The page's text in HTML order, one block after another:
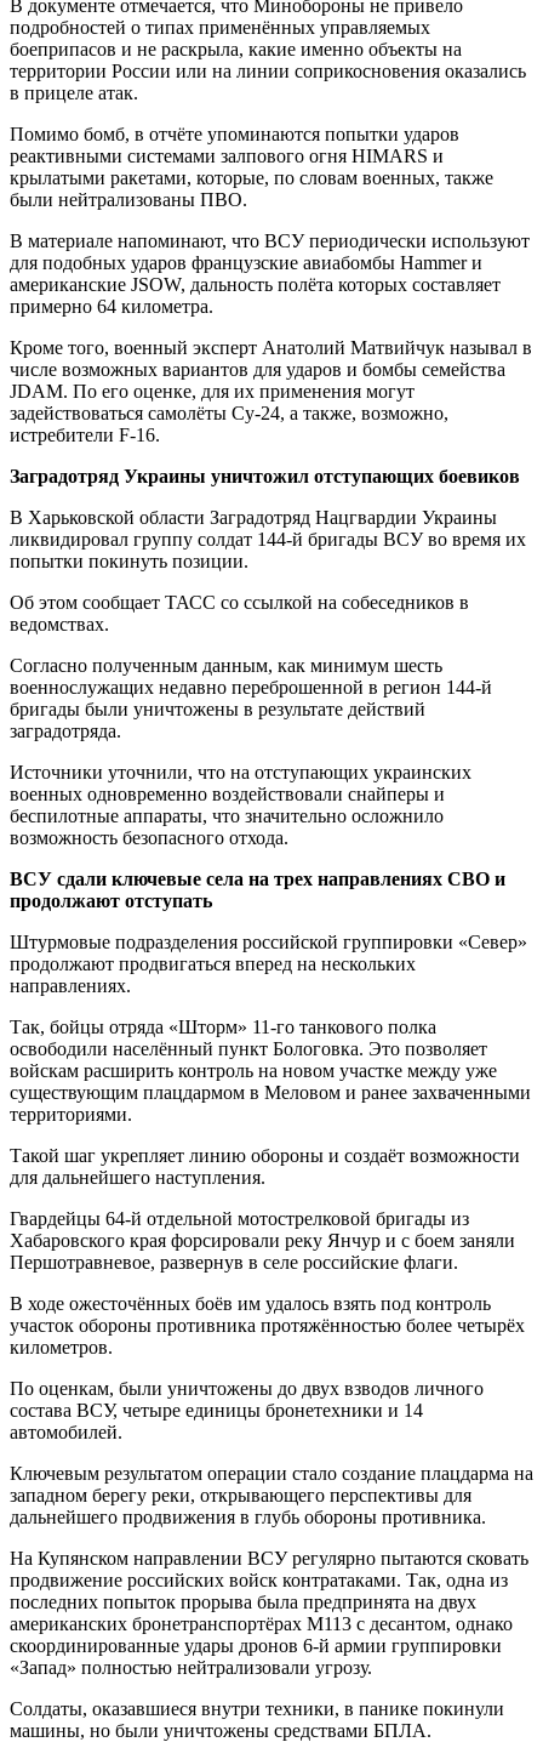
В документе отмечается, что Минобороны не привело
подробностей о типах применённых управляемых
боеприпасов и не раскрыла, какие именно объекты на
территории России или на линии соприкосновения оказались
в прицеле атак.
Помимо бомб, в отчёте упоминаются попытки ударов
реактивными системами залпового огня HIMARS и
крылатыми ракетами, которые, по словам военных, также
были нейтрализованы ПВО.
В материале напоминают, что ВСУ периодически используют
для подобных ударов французские авиабомбы Hammer и
американские JSOW, дальность полёта которых составляет
примерно 64 километра.
Кроме того, военный эксперт Анатолий Матвийчук называл в
числе возможных вариантов для ударов и бомбы семейства
JDAM. По его оценке, для их применения могут
задействоваться самолёты Су-24, а также, возможно,
истребители F-16.
Заградотряд Украины уничтожил отступающих боевиков
В Харьковской области Заградотряд Нацгвардии Украины
ликвидировал группу солдат 144-й бригады ВСУ во время их
попытки покинуть позиции.
Об этом сообщает ТАСС со ссылкой на собеседников в
ведомствах.
Согласно полученным данным, как минимум шесть
военнослужащих недавно переброшенной в регион 144-й
бригады были уничтожены в результате действий
заградотряда.
Источники уточнили, что на отступающих украинских
военных одновременно воздействовали снайперы и
беспилотные аппараты, что значительно осложнило
возможность безопасного отхода.
ВСУ сдали ключевые села на трех направлениях СВО и
продолжают отступать
Штурмовые подразделения российской группировки «Север»
продолжают продвигаться вперед на нескольких
направлениях.
Так, бойцы отряда «Шторм» 11-го танкового полка
освободили населённый пункт Бологовка. Это позволяет
войскам расширить контроль на новом участке между уже
существующим плацдармом в Меловом и ранее захваченными
территориями.
Такой шаг укрепляет линию обороны и создаёт возможности
для дальнейшего наступления.
Гвардейцы 64-й отдельной мотострелковой бригады из
Хабаровского края форсировали реку Янчур и с боем заняли
Першотравневое, развернув в селе российские флаги.
В ходе ожесточённых боёв им удалось взять под контроль
участок обороны противника протяжённостью более четырёх
километров.
По оценкам, были уничтожены до двух взводов личного
состава ВСУ, четыре единицы бронетехники и 14
автомобилей.
Ключевым результатом операции стало создание плацдарма на
западном берегу реки, открывающего перспективы для
дальнейшего продвижения в глубь обороны противника.
На Купянском направлении ВСУ регулярно пытаются сковать
продвижение российских войск контратаками. Так, одна из
последних попыток прорыва была предпринята на двух
американских бронетранспортёрах M113 с десантом, однако
скоординированные удары дронов 6-й армии группировки
«Запад» полностью нейтрализовали угрозу.
Солдаты, оказавшиеся внутри техники, в панике покинули
машины, но были уничтожены средствами БПЛА.